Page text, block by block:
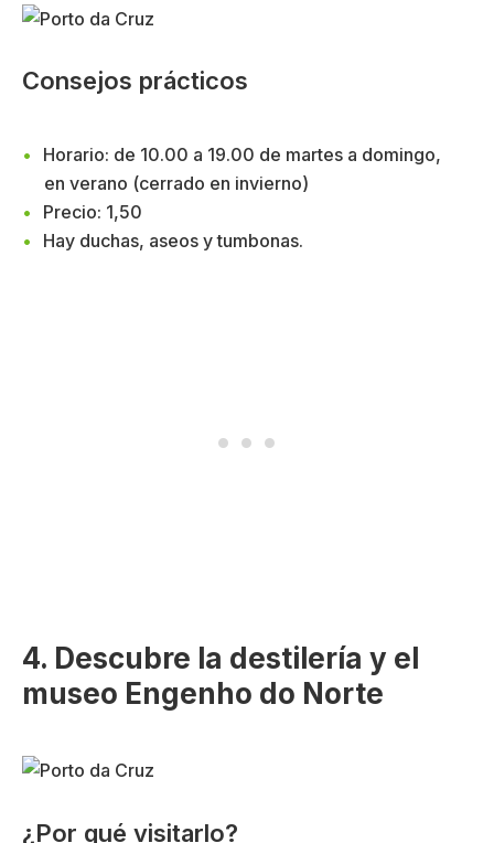
Consejos prácticos
Horario: de 10.00 a 19.00 de martes a domingo,
en verano (cerrado en invierno)
Precio: 1,50
Hay duchas, aseos y tumbonas.
4. Descubre la destilería y el
museo Engenho do Norte
¿Por qué visitarlo?